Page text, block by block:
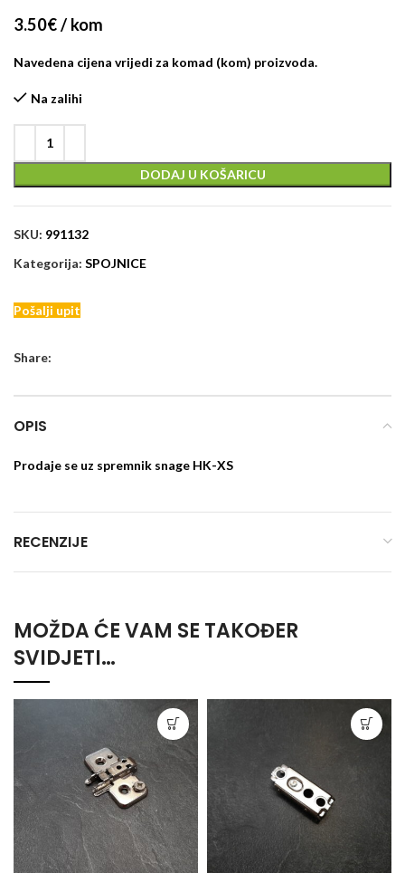
3.50€/ kom
Navedena cijena vrijedi za komad (kom) proizvoda.
Na zalihi
DODAJ U KOŠARICU
SKU: 991132
Kategorija: SPOJNICE
Pošalji upit
Share:
OPIS
Prodaje se uz spremnik snage HK-XS
RECENZIJE
MOŽDA ĆE VAM SE TAKOĐER
SVIDJETI…